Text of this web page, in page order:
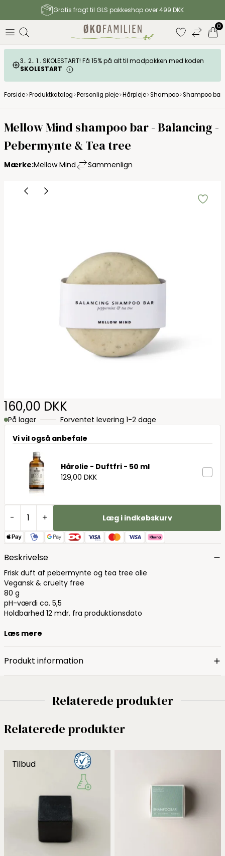
Gratis fragt til GLS pakkeshop over 499 DKK
0
3.. 2.. 1.. SKOLESTART! Få 15% på alt til madpakken med koden
SKOLESTART
Forside Produktkatalog Personlig pleje Hårpleje Shampoo Shampoo bar
Mellow Mind shampoo bar - Balancing -
Pebermynte & Tea tree
Mærke:Mellow Mind Sammenlign
160,00 DKK
På lager
Forventet levering 1-2 dage
Vi vil også anbefale
Hårolie - Duftfri - 50 ml
129,00 DKK
- + Læg i indkøbskurv
Beskrivelse
Frisk duft af pebermynte og tea tree olie
Vegansk & cruelty free
80 g
pH-værdi ca. 5,5
Holdbarhed 12 mdr. fra produktionsdato
Læs mere
Produkt information
Relaterede produkter
Relaterede produkter
Tilbud